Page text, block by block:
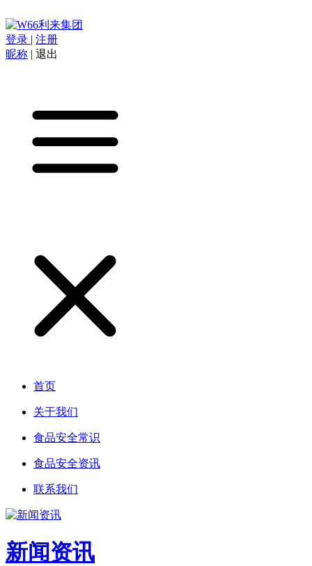
登录 | 注册
昵称 | 退出
首页
关于我们
食品安全常识
食品安全资讯
联系我们
新闻资讯